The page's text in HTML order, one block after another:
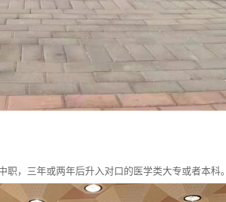
职，三年或两年后升入对口的医学类大专或者本科。